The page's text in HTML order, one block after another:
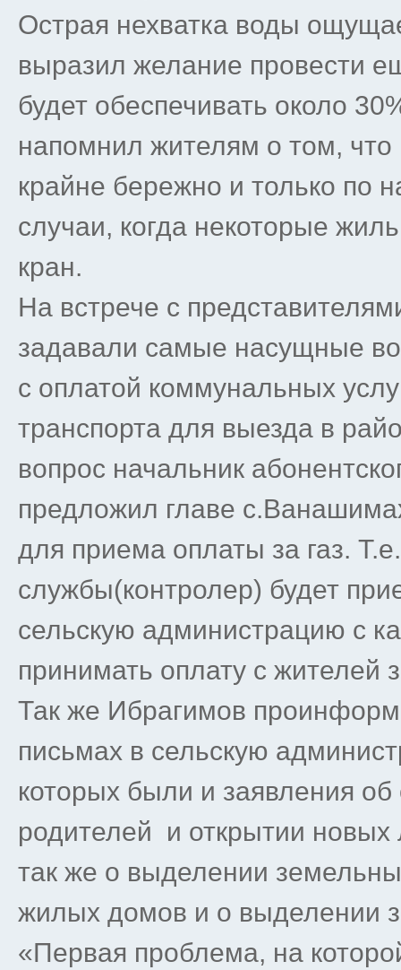
Острая нехватка воды
выразил желание провести
будет обеспечивать около
напомнил жителям о том, что
крайне бережно и только по
случаи, когда некоторые
кран.
На встрече с
задавали самые насущные
с оплатой коммунальных
транспорта для выезда в
вопрос начальник
предложил главе
для приема оплаты за газ.
службы(контролер) будет
сельскую администрацию с
принимать оплату с жителей
Так же Ибрагимов
письмах в сельскую
которых были и заявления об
родителей и открытии
так же о выделении
жилых домов и о выделении
«Первая проблема, на